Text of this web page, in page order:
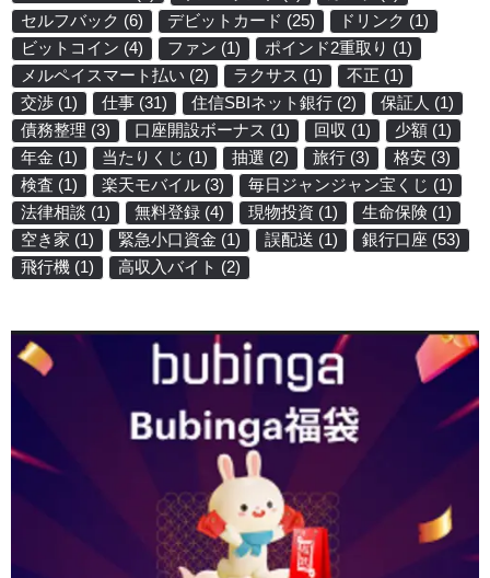
セルフバック (6) デビットカード (25) ドリンク (1)
ビットコイン (4) ファン (1) ポインド2重取り (1)
メルペイスマート払い (2) ラクサス (1) 不正 (1)
交渉 (1) 仕事 (31) 住信SBIネット銀行 (2) 保証人 (1)
債務整理 (3) 口座開設ボーナス (1) 回収 (1) 少額 (1)
年金 (1) 当たりくじ (1) 抽選 (2) 旅行 (3) 格安 (3)
検査 (1) 楽天モバイル (3) 毎日ジャンジャン宝くじ (1)
法律相談 (1) 無料登録 (4) 現物投資 (1) 生命保険 (1)
空き家 (1) 緊急小口資金 (1) 誤配送 (1) 銀行口座 (53)
飛行機 (1) 高収入バイト (2)